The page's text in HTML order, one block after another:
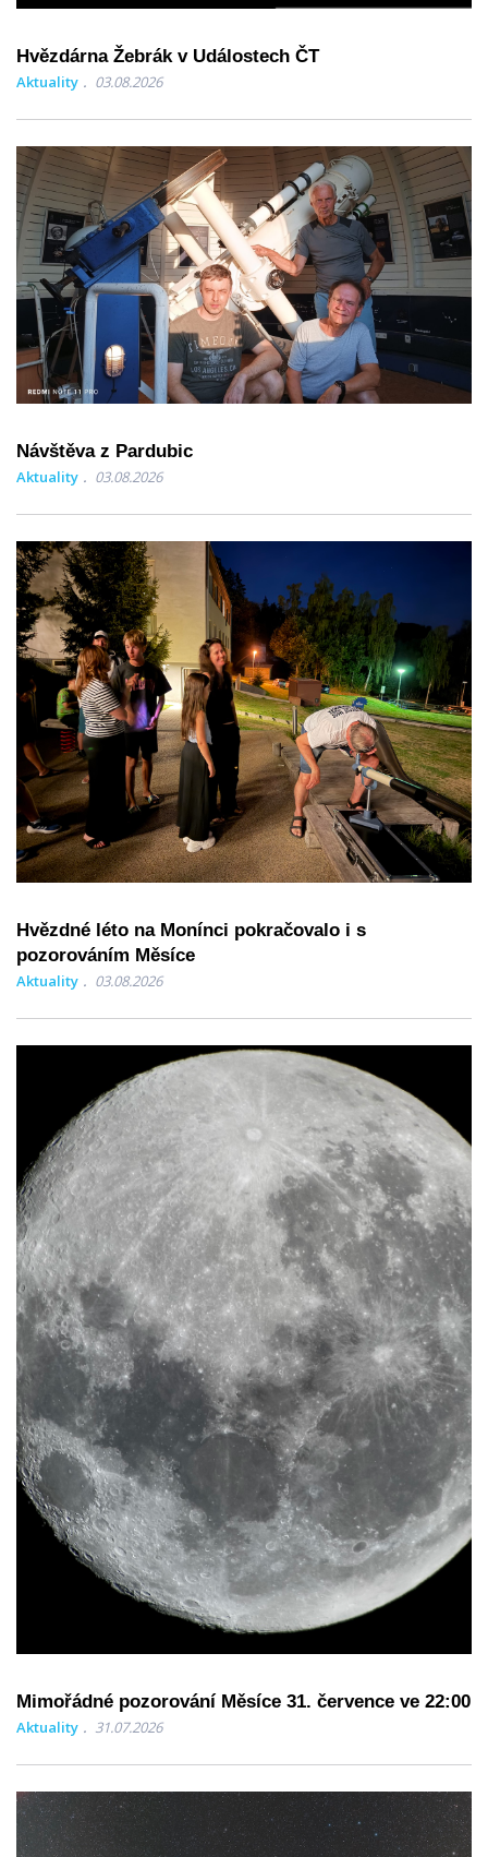
Hvězdárna Žebrák v Událostech ČT
Aktuality 03.08.2026
Návštěva z Pardubic
Aktuality 03.08.2026
Hvězdné léto na Monínci pokračovalo i s
pozorováním Měsíce
Aktuality 03.08.2026
Mimořádné pozorování Měsíce 31. července ve 22:00
Aktuality 31.07.2026